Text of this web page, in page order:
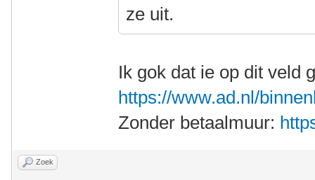
ze uit.
Ik gok dat ie op dit veld
https://www.ad.nl/
Zonder betaalmuur:
Zoek